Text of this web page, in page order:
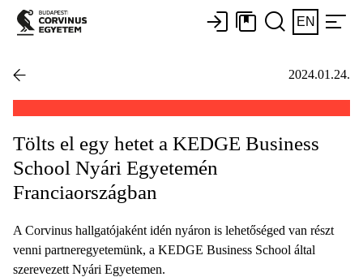
EN
2024.01.24.
Tölts el egy hetet a KEDGE Business
School Nyári Egyetemén
Franciaországban
A Corvinus hallgatójaként idén nyáron is lehetőséged van részt
venni partneregyetemünk, a KEDGE Business School által
szerevezett Nyári Egyetemen.